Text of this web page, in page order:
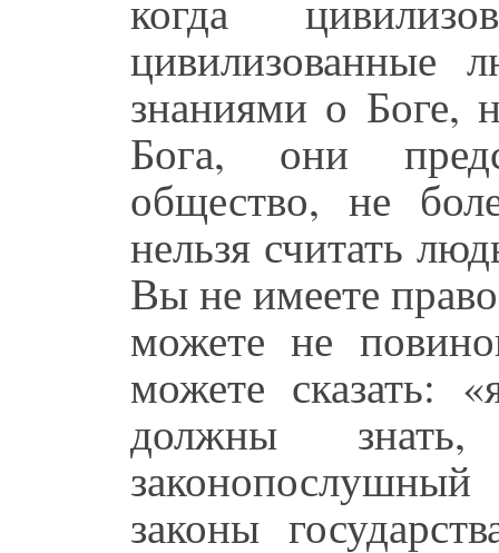
когда
цивилизованные
знаниями о Боге,
Бога, они
общество, не
нельзя считать
Вы не имеете
можете не
можете сказать:
должны
законы